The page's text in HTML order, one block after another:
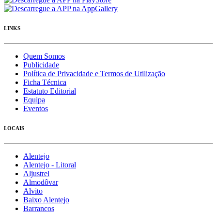
LINKS
Quem Somos
Publicidade
Política de Privacidade e Termos de Utilização
Ficha Técnica
Estatuto Editorial
Equipa
Eventos
LOCAIS
Alentejo
Alentejo - Litoral
Aljustrel
Almodôvar
Alvito
Baixo Alentejo
Barrancos